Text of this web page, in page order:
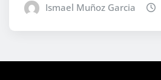
Ismael Muñoz Garcia